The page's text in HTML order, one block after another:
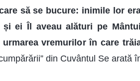
să se bucure: inimile lor
și ei Îl aveau alături pe
urmarea vremurilor în care
din Cuvântul Se arată